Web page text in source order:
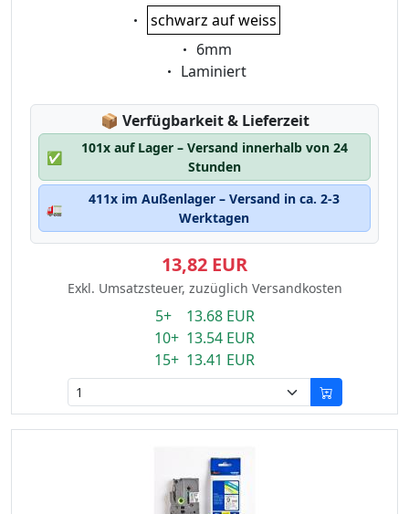
Eigenschaft:
schwarz auf weiss
Eigenschaft:
6mm
Eigenschaft:
Laminiert
📦 Lagerstatus:
Verfügbarkeit & Lieferzeit
✅
101x auf Lager – Versand innerhalb von 24
Stunden
🚛
411x im Außenlager – Versand in ca. 2-3
Werktagen
13,82 EUR
Exkl. Umsatzsteuer, zuzüglich Versandkosten
5+ 13.68 EUR
10+ 13.54 EUR
15+ 13.41 EUR